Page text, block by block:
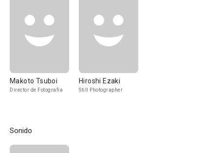
Makoto Tsuboi
Director de Fotografía
Hiroshi Ezaki
Still Photographer
Sonido